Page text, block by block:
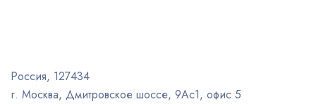
Россия, 127434
г. Москва, Дмитровское шоссе, 9Ас1, офис 5